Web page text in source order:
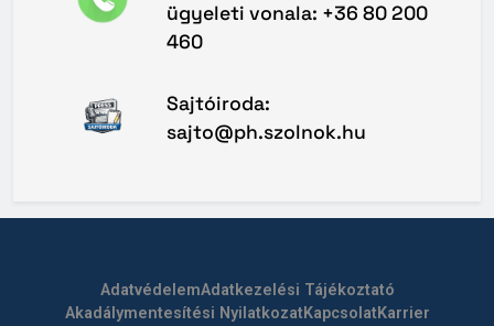
ügyeleti vonala: +36 80 200
460
Sajtóiroda:
sajto@ph.szolnok.hu
AdatvédelemAdatkezelési Tájékoztató
Akadálymentesítési NyilatkozatKapcsolatKarrier